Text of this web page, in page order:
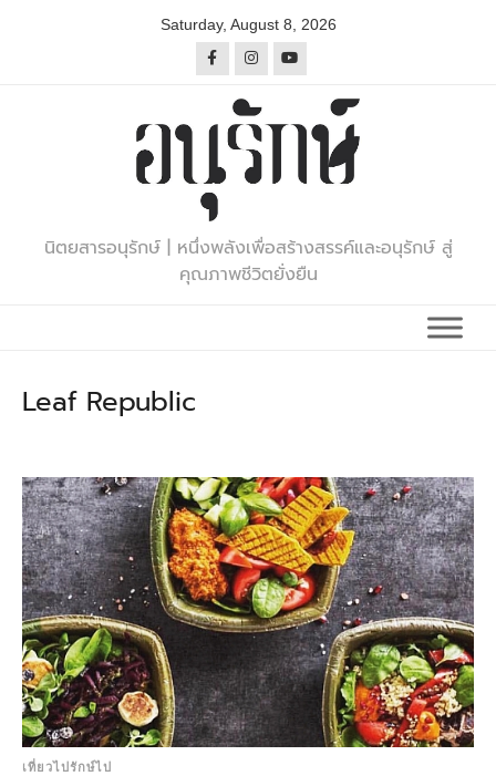
Saturday, August 8, 2026
นิตยสารอนุรักษ์ | หนึ่งพลังเพื่อสร้างสรรค์และอนุรักษ์ สู่
คุณภาพชีวิตยั่งยืน
Leaf Republic
เที่ยวไปรักษ์ไป